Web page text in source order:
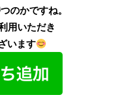
のかですね。
用いただき
います